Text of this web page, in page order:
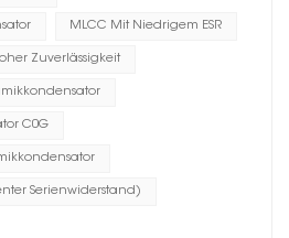
MLCC Mit Niedrigem ESR
Zuverlässigkeit
C0G
Serienwiderstand)